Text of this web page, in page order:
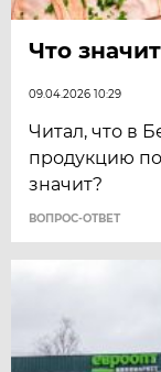
Что
09.04.2026 10:29
Читал, что в
продукцию по
значит?
ВОПРОС-ОТВЕТ